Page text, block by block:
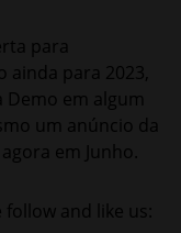
para
ainda para 2023,
Demo em algum
um anúncio da
em Junho.
follow and like us: